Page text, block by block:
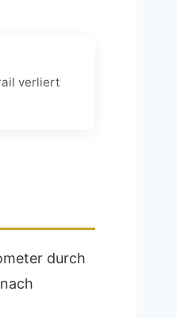
verliert
durch